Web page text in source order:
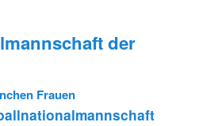
der
Frauen